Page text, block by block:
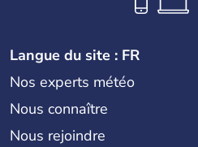
Langue du site : FR
Nos experts météo
Nous connaître
Nous rejoindre